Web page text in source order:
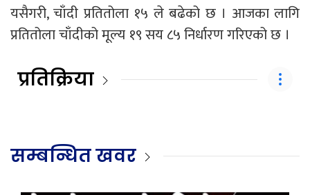
यसैगरी, चाँदी प्रतितोला १५ ले बढेको छ । आजका लागि
प्रतितोला चाँदीको मूल्य १९ सय ८५ निर्धारण गरिएको छ ।
प्रतिक्रिया
सम्बन्धित खवर